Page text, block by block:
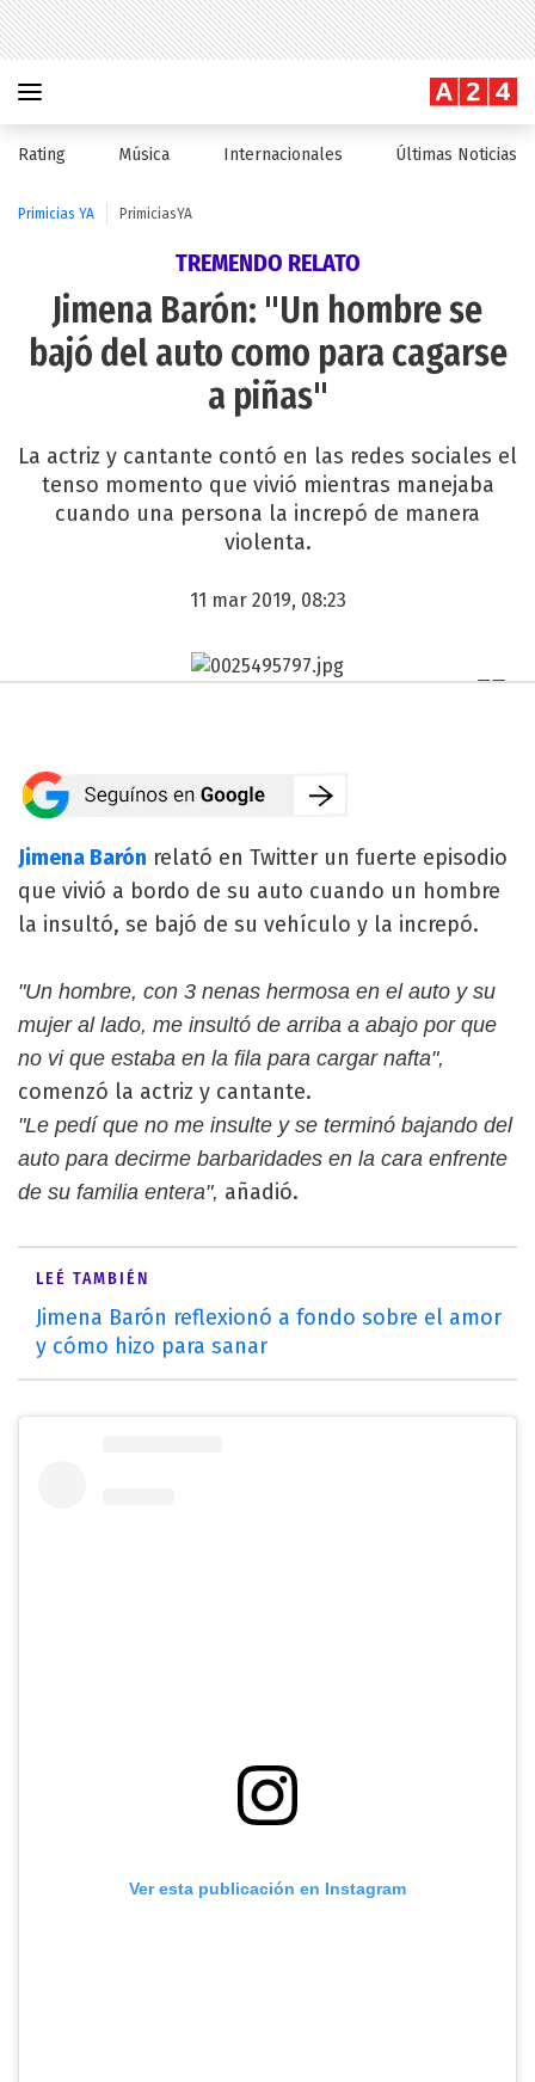
Rating Música Internacionales Últimas Noticias
Primicias YA PrimiciasYA
TREMENDO RELATO
Jimena Barón: "Un hombre se
bajó del auto como para cagarse
a piñas"
La actriz y cantante contó en las redes sociales el
tenso momento que vivió mientras manejaba
cuando una persona la increpó de manera
violenta.
11 mar 2019, 08:23
Jimena Barón relató en Twitter un fuerte episodio
que vivió a bordo de su auto cuando un hombre
la insultó, se bajó de su vehículo y la increpó.
"Un hombre, con 3 nenas hermosa en el auto y su
mujer al lado, me insultó de arriba a abajo por que
no vi que estaba en la fila para cargar nafta",
comenzó la actriz y cantante.
"Le pedí que no me insulte y se terminó bajando del
auto para decirme barbaridades en la cara enfrente
de su familia entera", añadió.
LEÉ TAMBIÉN
Jimena Barón reflexionó a fondo sobre el amor
y cómo hizo para sanar
Ver esta publicación en Instagram